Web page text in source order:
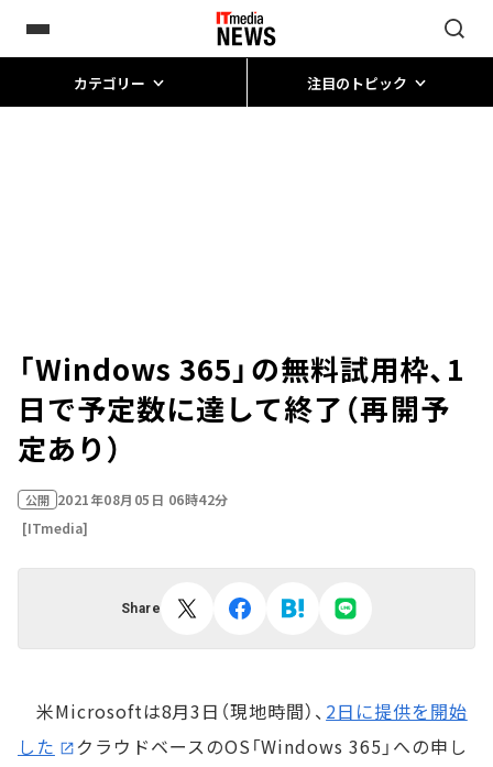
カテゴリー 注目のトピック
「Windows 365」の無料試用枠、1
日で予定数に達して終了（再開予
定あり）
公開 2021年08月05日 06時42分
[ITmedia]
Share
米Microsoftは8月3日（現地時間）、 2日に提供を開始
した
クラウドベースのOS「Windows 365」への申し